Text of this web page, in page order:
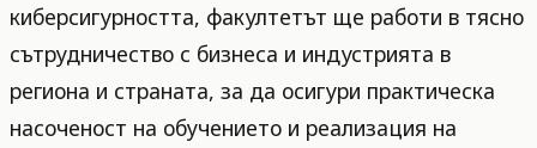
киберсигурността, факултетът ще работи в тясно
сътрудничество с бизнеса и индустрията в
региона и страната, за да осигури практическа
насоченост на обучението и реализация на